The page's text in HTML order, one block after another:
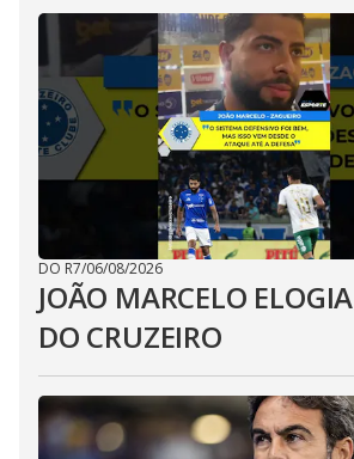
DO R7/06/08/2026
JOÃO MARCELO
DO CRUZEIRO